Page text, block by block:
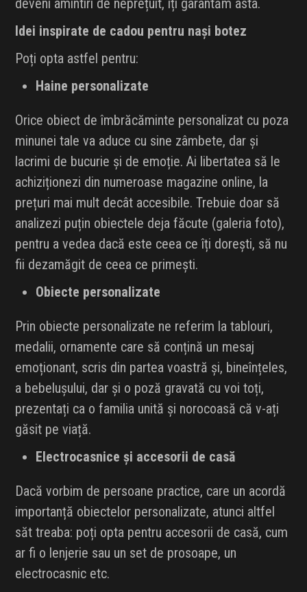
deveni amintiri de neprețuit, îți garantăm asta.
Idei inspirate de cadou pentru nași botez
Poți opta astfel pentru:
Haine personalizate
Orice obiect de îmbrăcăminte personalizat cu poza
minunei tale va aduce cu sine zâmbete, dar și
lacrimi de bucurie și de emoție. Ai libertatea să le
achiziționezi din numeroase magazine online, la
prețuri mai mult decât accesibile. Trebuie doar să
analizezi puțin obiectele deja făcute (galeria foto),
pentru a vedea dacă este ceea ce îți dorești, să nu
fii dezamăgit de ceea ce primești.
Obiecte personalizate
Prin obiecte personalizate ne referim la tablouri,
medalii, ornamente care să conțină un mesaj
emoționant, scris din partea voastră și, bineînțeles,
a bebelușului, dar și o poză gravată cu voi toți,
prezentați ca o familia unită și norocoasă că v-ați
găsit pe viață.
Electrocasnice și accesorii de casă
Dacă vorbim de persoane practice, care un acordă
importanță obiectelor personalizate, atunci altfel
săt treaba: poți opta pentru accesorii de casă, cum
ar fi o lenjerie sau un set de prosoape, un
electrocasnic etc.